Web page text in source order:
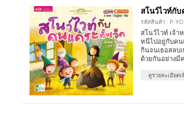
สโนว์ไวท์กับ
รหัสสินค้า : P-
สโนว์ไวท์ เจ้า
หนีไปอยู่กับคน
กินจนเธอสลบ
ด้วยกันอย่างมี
ดูรายละเอียดเ